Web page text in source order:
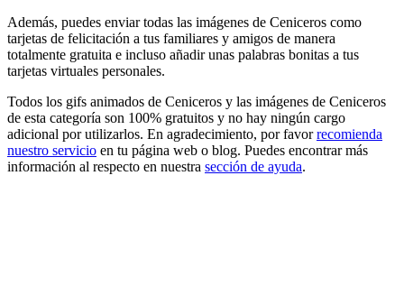
Además, puedes enviar todas las imágenes de Ceniceros como
tarjetas de felicitación a tus familiares y amigos de manera
totalmente gratuita e incluso añadir unas palabras bonitas a tus
tarjetas virtuales personales.
Todos los gifs animados de Ceniceros y las imágenes de Ceniceros
de esta categoría son 100% gratuitos y no hay ningún cargo
adicional por utilizarlos. En agradecimiento, por favorrecomienda
nuestro servicio en tu página web o blog. Puedes encontrar más
información al respecto en nuestra sección de ayuda.